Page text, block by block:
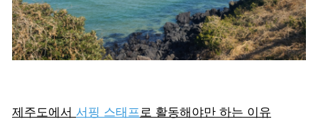
제주도에서 서핑 스태프 로 활동해야만 하는 이유